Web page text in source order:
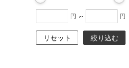
円 ~ 円
リセット 絞り込む